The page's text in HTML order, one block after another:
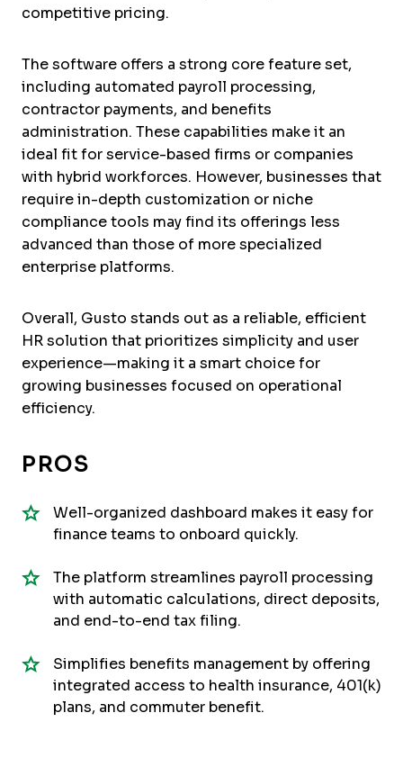
competitive pricing.
The software offers a strong core feature set,
including automated payroll processing,
contractor payments, and benefits
administration. These capabilities make it an
ideal fit for service-based firms or companies
with hybrid workforces. However, businesses that
require in-depth customization or niche
compliance tools may find its offerings less
advanced than those of more specialized
enterprise platforms.
Overall, Gusto stands out as a reliable, efficient
HR solution that prioritizes simplicity and user
experience—making it a smart choice for
growing businesses focused on operational
efficiency.
PROS
Well-organized dashboard makes it easy for
finance teams to onboard quickly.
The platform streamlines payroll processing
with automatic calculations, direct deposits,
and end-to-end tax filing.
Simplifies benefits management by offering
integrated access to health insurance, 401(k)
plans, and commuter benefit.